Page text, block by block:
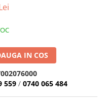
IN COS
559 / 0740 065 484